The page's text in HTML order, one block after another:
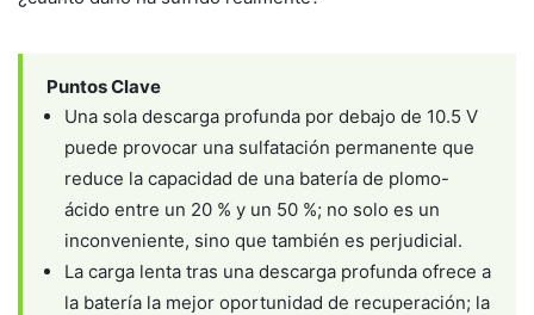
Puntos Clave
Una sola descarga profunda por debajo de 10.5 V
puede provocar una sulfatación permanente que
reduce la capacidad de una batería de plomo-
ácido entre un 20 % y un 50 %; no solo es un
inconveniente, sino que también es perjudicial.
La carga lenta tras una descarga profunda ofrece a
la batería la mejor oportunidad de recuperación; la